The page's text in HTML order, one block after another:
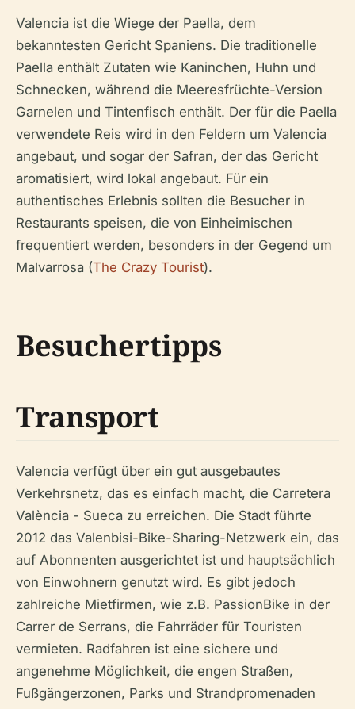
Valencia ist die Wiege der Paella, dem
bekanntesten Gericht Spaniens. Die traditionelle
Paella enthält Zutaten wie Kaninchen, Huhn und
Schnecken, während die Meeresfrüchte-Version
Garnelen und Tintenfisch enthält. Der für die Paella
verwendete Reis wird in den Feldern um Valencia
angebaut, und sogar der Safran, der das Gericht
aromatisiert, wird lokal angebaut. Für ein
authentisches Erlebnis sollten die Besucher in
Restaurants speisen, die von Einheimischen
frequentiert werden, besonders in der Gegend um
Malvarrosa (The Crazy Tourist).
Besuchertipps
Transport
Valencia verfügt über ein gut ausgebautes
Verkehrsnetz, das es einfach macht, die Carretera
València - Sueca zu erreichen. Die Stadt führte
2012 das Valenbisi-Bike-Sharing-Netzwerk ein, das
auf Abonnenten ausgerichtet ist und hauptsächlich
von Einwohnern genutzt wird. Es gibt jedoch
zahlreiche Mietfirmen, wie z.B. PassionBike in der
Carrer de Serrans, die Fahrräder für Touristen
vermieten. Radfahren ist eine sichere und
angenehme Möglichkeit, die engen Straßen,
Fußgängerzonen, Parks und Strandpromenaden